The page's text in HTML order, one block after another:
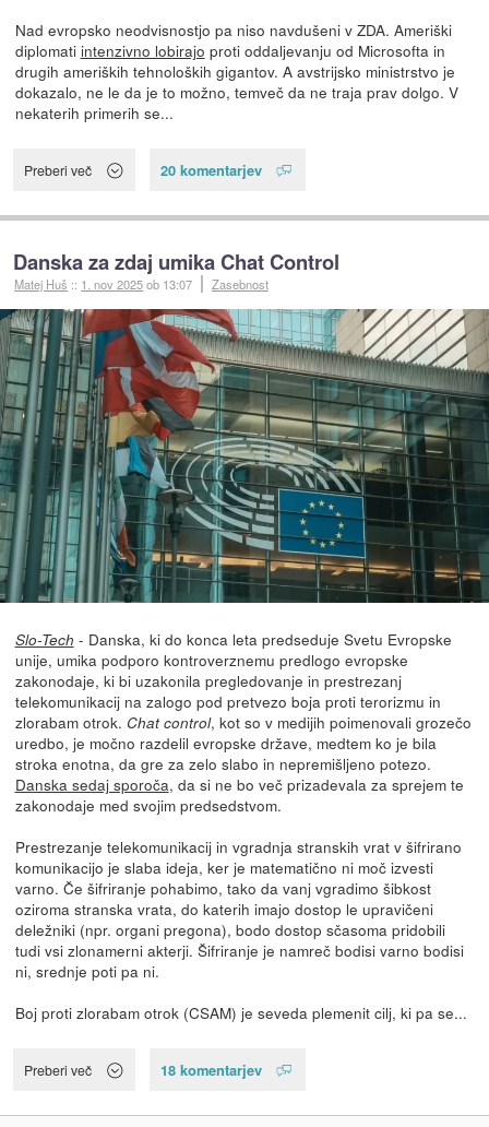
Nad evropsko neodvisnostjo pa niso navdušeni v ZDA. Ameriški
diplomati intenzivno lobirajo proti oddaljevanju od Microsofta in
drugih ameriških tehnoloških gigantov. A avstrijsko ministrstvo je
dokazalo, ne le da je to možno, temveč da ne traja prav dolgo. V
nekaterih primerih se...
Preberi več 20 komentarjev
Danska za zdaj umika Chat Control
Matej Huš :: 1. nov 2025ob 13:07 Zasebnost
Slo-Tech - Danska, ki do konca leta predseduje Svetu Evropske
unije, umika podporo kontroverznemu predlogo evropske
zakonodaje, ki bi uzakonila pregledovanje in prestrezanj
telekomunikacij na zalogo pod pretvezo boja proti terorizmu in
zlorabam otrok. Chat control, kot so v medijih poimenovali grozečo
uredbo, je močno razdelil evropske države, medtem ko je bila
stroka enotna, da gre za zelo slabo in nepremišljeno potezo.
Danska sedaj sporoča, da si ne bo več prizadevala za sprejem te
zakonodaje med svojim predsedstvom.
Prestrezanje telekomunikacij in vgradnja stranskih vrat v šifrirano
komunikacijo je slaba ideja, ker je matematično ni moč izvesti
varno. Če šifriranje pohabimo, tako da vanj vgradimo šibkost
oziroma stranska vrata, do katerih imajo dostop le upravičeni
deležniki (npr. organi pregona), bodo dostop sčasoma pridobili
tudi vsi zlonamerni akterji. Šifriranje je namreč bodisi varno bodisi
ni, srednje poti pa ni.
Boj proti zlorabam otrok (CSAM) je seveda plemenit cilj, ki pa se...
Preberi več 18 komentarjev